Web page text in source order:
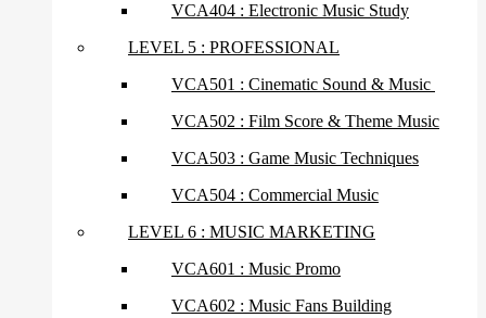
VCA404 : Electronic Music Study
LEVEL 5 : PROFESSIONAL
VCA501 : Cinematic Sound & Music
VCA502 : Film Score & Theme Music
VCA503 : Game Music Techniques
VCA504 : Commercial Music
LEVEL 6 : MUSIC MARKETING
VCA601 : Music Promo
VCA602 : Music Fans Building